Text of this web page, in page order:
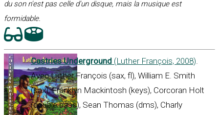
du son n'est pas celle d'un disque, mais la musique est
formidable.
Castries Underground (Luther François, 2008).
Avec Luther François (sax, fl), William E. Smith
(sax), Franklyn Mackintosh (keys), Corcoran Holt
(double bass), Sean Thomas (dms), Charly